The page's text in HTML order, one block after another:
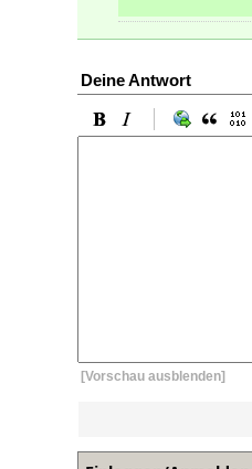
Deine Antwort
[Vorschau ausblenden]